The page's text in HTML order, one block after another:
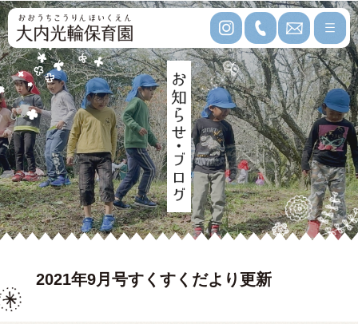
2021年9月号すくすくだより更新